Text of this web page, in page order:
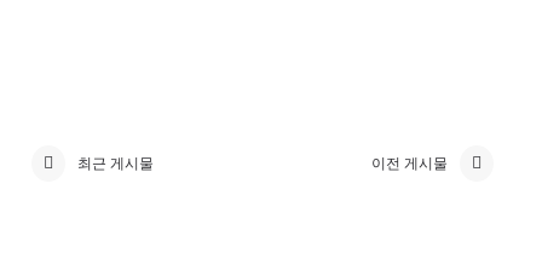
최근 게시물 이전 게시물